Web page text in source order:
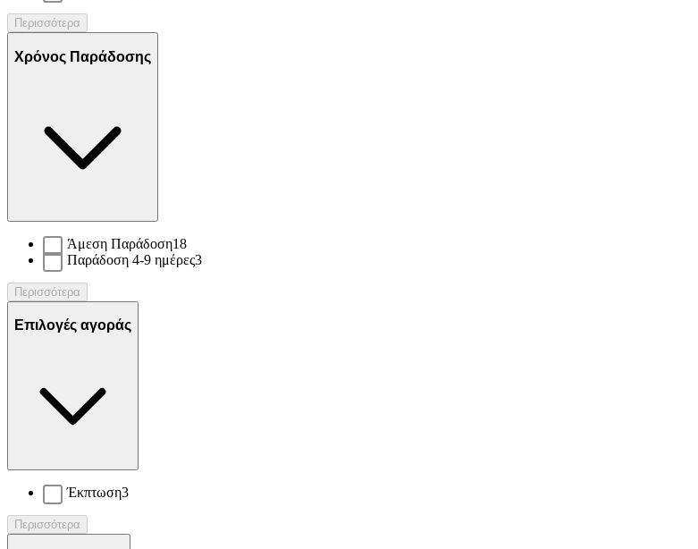
Περισσότερα
Χρόνος Παράδοσης
Άμεση Παράδοση18
Παράδοση 4-9 ημέρες3
Περισσότερα
Επιλογές αγοράς
Έκπτωση3
Περισσότερα